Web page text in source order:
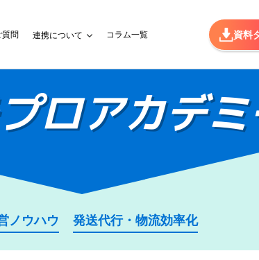
質問 連携について コラム一覧 資料
ロアカデ
ノウハウ 発送代行・物流効率化